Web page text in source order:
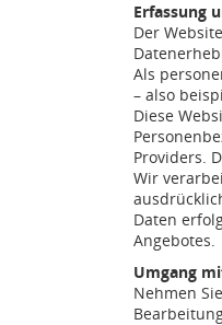
Erfassung
Der
Als
– also
Diese
Providers.
Wir
Daten
Angebotes.
Umgang
Nehmen